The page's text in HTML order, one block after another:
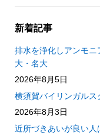
新着記事
排水を浄化しアンモ
大・名大
2026年8月5日
横須賀バイリンガル
2026年8月3日
近所づきあいが良い